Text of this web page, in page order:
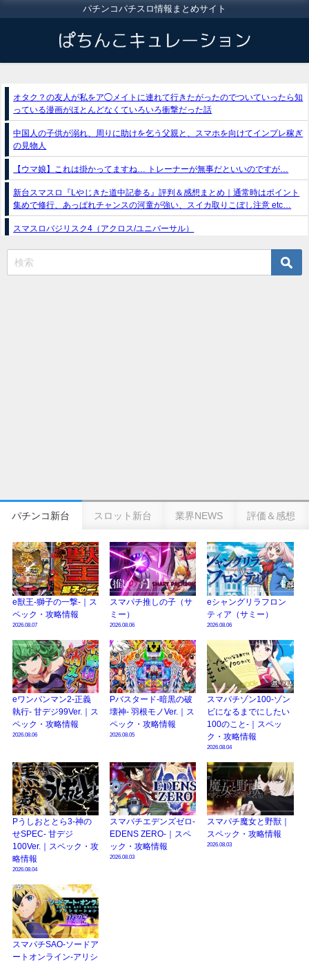
パチンコパチスロ情報まとめサイト
オタク？の友人が私をア◯メイトに連れて行きたがったのでついていったら知
っている漫画がほとんどなくていろいろ衝撃だった話
中国人の子供が溺れ、周りに助けを乞う父親と、スマホを向けてインプレ稼ぎ
の見物人
【ウマ娘】これは掛かってますね… トレーナーが無事だといいのですが…
新台スマスロ『Lやじきた道中記参る』評判＆感想まとめ｜通常時はポイント
集めで修行、あっぱれチャンスの河童が強い、スイカ取りこぼし注意 etc…
スマスロバジリスク4（アクロス/ユニバーサル）
e獣王-獅子の一撃-｜スペック・攻略情報
新台パチンコ『e魔女と野獣』公式PV動画｜LT直行型399帯、運命分岐から上
パチンコ新台 スロット新台 業界NEWS 評価＆感想
e獣王-獅子の一撃-｜ス
ペック・攻略情報
2026.08.07
スマパチ推しの子（サ
ミー）
2026.08.06
eシャングリラフロン
ティア（サミー）
2026.08.06
eワンパンマン2-正義
執行- 甘デジ99Ver.｜ス
ペック・攻略情報
2026.08.06
Pバスタード-暗黒の破
壊神- 羽根モノVer.｜ス
ペック・攻略情報
2026.08.05
スマパチゾン100-ゾン
ビになるまでにしたい
100のこと-｜スペッ
ク・攻略情報
2026.08.04
Pうしおととら3-神の
せSPEC- 甘デジ
100Ver.｜スペック・攻
略情報
2026.08.04
スマパチエデンズゼロ-
EDENS ZERO-｜スペ
ック・攻略情報
2026.08.03
スマパチ魔女と野獣｜
スペック・攻略情報
2026.08.03
スマパチSAO-ソードア
ートオンライン-アリシ